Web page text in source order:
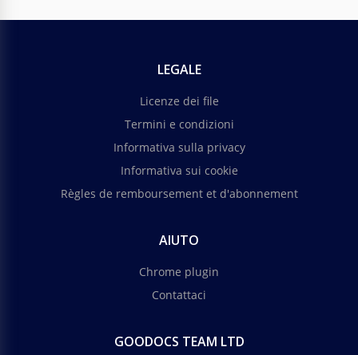
LEGALE
Licenze dei file
Termini e condizioni
Informativa sulla privacy
Informativa sui cookie
Règles de remboursement et d'abonnement
AIUTO
Chrome plugin
Contattaci
GOODOCS TEAM LTD